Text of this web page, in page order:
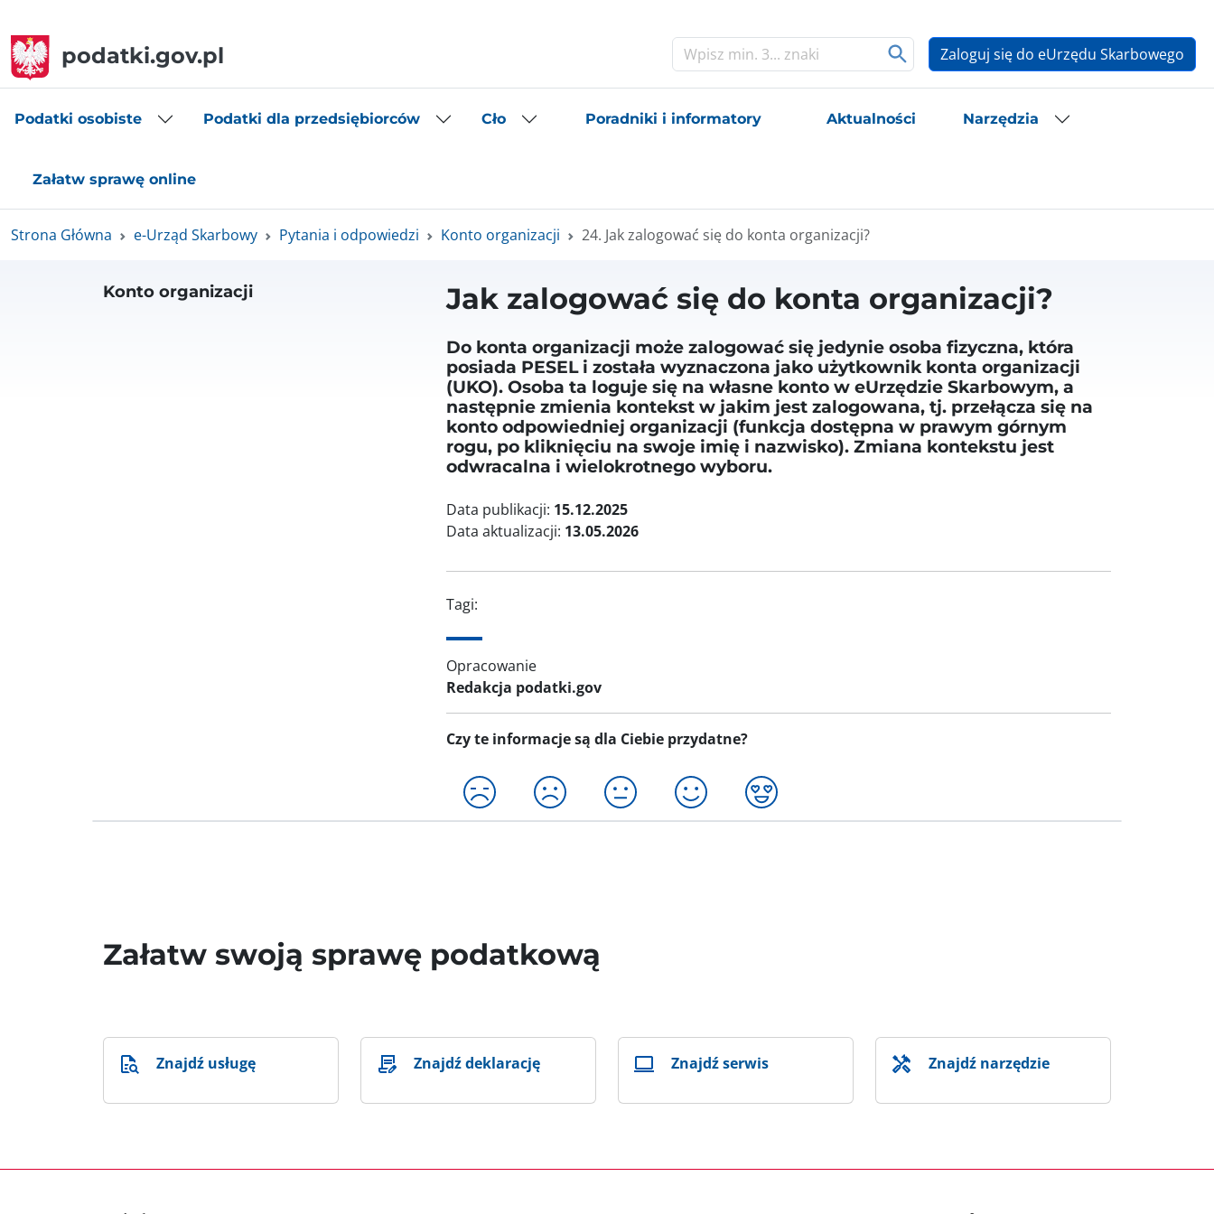
podatki.gov.pl Zaloguj się do eUrzędu Skarbowego
Podatki osobiste Podatki dla przedsiębiorców Cło Poradniki i informatory Aktualności Narzędzia
Załatw sprawę online
Strona Główna e-Urząd Skarbowy Pytania i odpowiedzi Konto organizacji 24. Jak zalogować się do konta organizacji?
Konto organizacji Jak zalogować się do konta organizacji?
Do konta organizacji może zalogować się jedynie osoba fizyczna, która
posiada PESEL i została wyznaczona jako użytkownik konta organizacji
(UKO). Osoba ta loguje się na własne konto w eUrzędzie Skarbowym, a
następnie zmienia kontekst w jakim jest zalogowana, tj. przełącza się na
konto odpowiedniej organizacji (funkcja dostępna w prawym górnym
rogu, po kliknięciu na swoje imię i nazwisko). Zmiana kontekstu jest
odwracalna i wielokrotnego wyboru.
Data publikacji: 15.12.2025
Data aktualizacji: 13.05.2026
Tagi:
Opracowanie
Redakcja podatki.gov
Czy te informacje są dla Ciebie przydatne?
Załatw swoją sprawę podatkową
Znajdź usługę Znajdź deklarację Znajdź serwis Znajdź narzędzie